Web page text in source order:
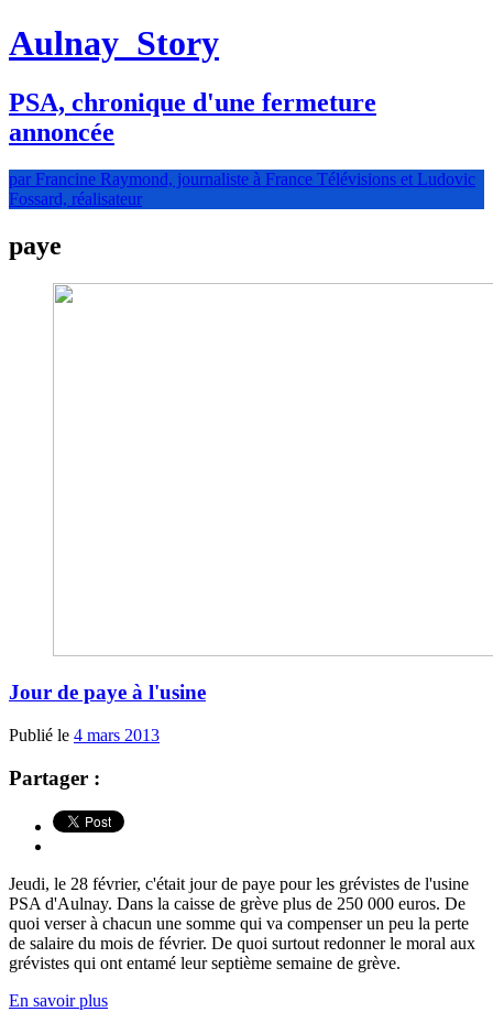
Aulnay Story
PSA, chronique d'une fermeture
annoncée
par Francine Raymond, journaliste à France Télévisions et Ludovic
Fossard, réalisateur
paye
Jour de paye à l'usine
Publié le 4 mars 2013
Partager :
Jeudi, le 28 février, c'était jour de paye pour les grévistes de l'usine
PSA d'Aulnay. Dans la caisse de grève plus de 250 000 euros. De
quoi verser à chacun une somme qui va compenser un peu la perte
de salaire du mois de février. De quoi surtout redonner le moral aux
grévistes qui ont entamé leur septième semaine de grève.
En savoir plus